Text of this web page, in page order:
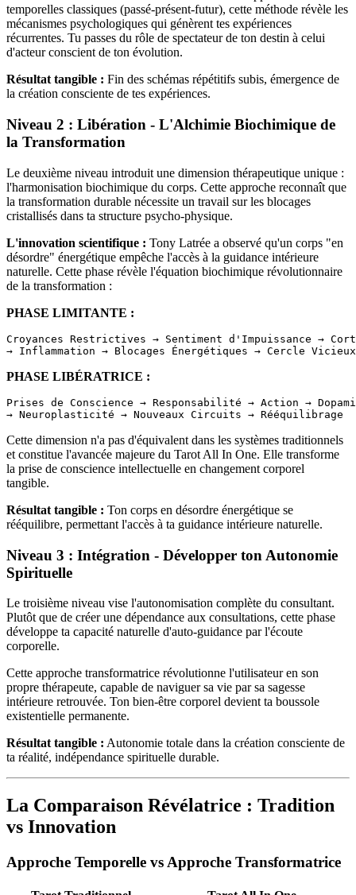
temporelles classiques (passé-présent-futur), cette méthode révèle les
mécanismes psychologiques qui génèrent tes expériences
récurrentes. Tu passes du rôle de spectateur de ton destin à celui
d'acteur conscient de ton évolution.
Résultat tangible : Fin des schémas répétitifs subis, émergence de
la création consciente de tes expériences.
Niveau 2 : Libération - L'Alchimie Biochimique de
la Transformation
Le deuxième niveau introduit une dimension thérapeutique unique :
l'harmonisation biochimique du corps. Cette approche reconnaît que
la transformation durable nécessite un travail sur les blocages
cristallisés dans ta structure psycho-physique.
L'innovation scientifique : Tony Latrée a observé qu'un corps "en
désordre" énergétique empêche l'accès à la guidance intérieure
naturelle. Cette phase révèle l'équation biochimique révolutionnaire
de la transformation :
PHASE LIMITANTE :
Croyances Restrictives → Sentiment d'Impuissance →
PHASE LIBÉRATRICE :
Prises de Conscience → Responsabilité → Action →
Cette dimension n'a pas d'équivalent dans les systèmes traditionnels
et constitue l'avancée majeure du Tarot All In One. Elle transforme
la prise de conscience intellectuelle en changement corporel
tangible.
Résultat tangible : Ton corps en désordre énergétique se
rééquilibre, permettant l'accès à ta guidance intérieure naturelle.
Niveau 3 : Intégration - Développer ton Autonomie
Spirituelle
Le troisième niveau vise l'autonomisation complète du consultant.
Plutôt que de créer une dépendance aux consultations, cette phase
développe ta capacité naturelle d'auto-guidance par l'écoute
corporelle.
Cette approche transformatrice révolutionne l'utilisateur en son
propre thérapeute, capable de naviguer sa vie par sa sagesse
intérieure retrouvée. Ton bien-être corporel devient ta boussole
existentielle permanente.
Résultat tangible : Autonomie totale dans la création consciente de
ta réalité, indépendance spirituelle durable.
La Comparaison Révélatrice : Tradition
vs Innovation
Approche Temporelle vs Approche Transformatrice